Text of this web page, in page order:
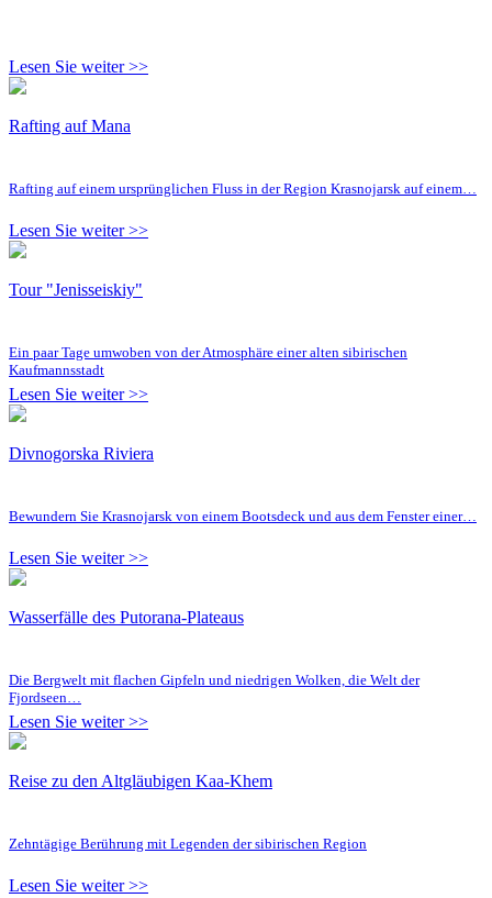
Lesen Sie weiter >>
Rafting auf Mana
Rafting auf einem ursprünglichen Fluss in der Region Krasnojarsk auf einem…
Lesen Sie weiter >>
Tour "Jenisseiskiy"
Ein paar Tage umwoben von der Atmosphäre einer alten sibirischen
Kaufmannsstadt
Lesen Sie weiter >>
Divnogorska Riviera
Bewundern Sie Krasnojarsk von einem Bootsdeck und aus dem Fenster einer…
Lesen Sie weiter >>
Wasserfälle des Putorana-Plateaus
Die Bergwelt mit flachen Gipfeln und niedrigen Wolken, die Welt der
Fjordseen…
Lesen Sie weiter >>
Reise zu den Altgläubigen Kaa-Khem
Zehntägige Berührung mit Legenden der sibirischen Region
Lesen Sie weiter >>